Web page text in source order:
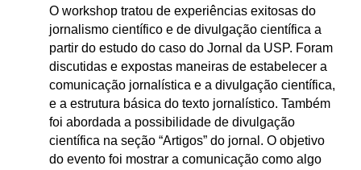
O workshop tratou de experiências exitosas do
jornalismo científico e de divulgação científica a
partir do estudo do caso do Jornal da USP. Foram
discutidas e expostas maneiras de estabelecer a
comunicação jornalística e a divulgação científica,
e a estrutura básica do texto jornalístico. Também
foi abordada a possibilidade de divulgação
científica na seção “Artigos” do jornal. O objetivo
do evento foi mostrar a comunicação como algo